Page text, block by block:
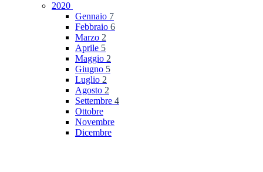
2020
Gennaio 7
Febbraio 6
Marzo 2
Aprile 5
Maggio 2
Giugno 5
Luglio 2
Agosto 2
Settembre 4
Ottobre
Novembre
Dicembre